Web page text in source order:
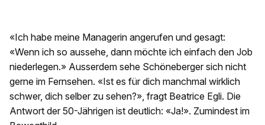
«Ich habe meine Managerin angerufen und gesagt:
«Wenn ich so aussehe, dann möchte ich einfach den Job
niederlegen.» Ausserdem sehe Schöneberger sich nicht
gerne im Fernsehen. «Ist es für dich manchmal wirklich
schwer, dich selber zu sehen?», fragt Beatrice Egli. Die
Antwort der 50-Jährigen ist deutlich: «Ja!». Zumindest im